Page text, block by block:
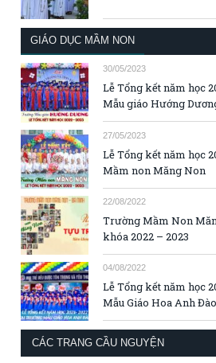
GIÁO DỤC MẦM NON
30/05/2023
Lễ Tổng kết năm học
Mẫu giáo Hướng
27/05/2023
Lễ Tổng kết năm học
Mầm non Măng Non
22/08/2022
Trường Mầm Non
khóa 2022 – 2023
04/08/2022
Lễ Tổng kết năm học
Mẫu Giáo Hoa Anh Đào
CÁC TRANG CẦU NGUYỆN